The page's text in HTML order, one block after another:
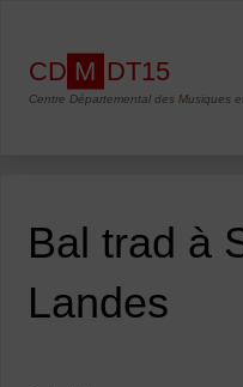
content
CD M DT15
Centre Départemental des Musiques
Bal trad à
Landes